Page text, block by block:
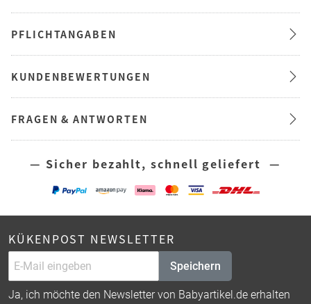
PFLICHTANGABEN
KUNDENBEWERTUNGEN
FRAGEN & ANTWORTEN
— Sicher bezahlt, schnell geliefert —
KÜKENPOST NEWSLETTER
Speichern
Ja, ich möchte den Newsletter von Babyartikel.de erhalten